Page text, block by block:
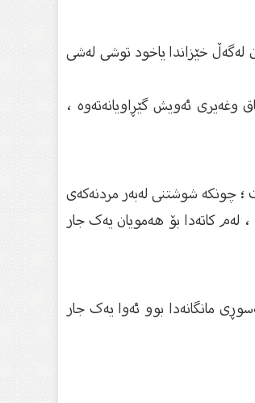
خێزاندا یاخود توشی لەشی
ئەویش گێڕاویانەتەوە ،
؛ چونکە شوشتنی لەبەر مردنەکەی
کاتەدا بۆ هەمویان یەک جار
لەسوڕی مانگانەدا بوو ئەوا یەک جار